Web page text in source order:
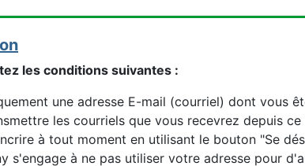
les conditions suivantes :
une adresse E-mail (courriel) dont vous
les courriels que vous recevrez depuis
à tout moment en utilisant le bouton "Se
s'engage à ne pas utiliser votre adresse pour